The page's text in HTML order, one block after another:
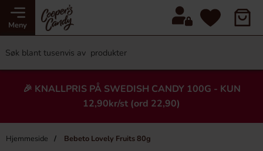
Meny
🎉 KNALLPRIS PÅ SWEDISH CANDY 100G - KUN
12,90kr/st (ord 22,90)
Hjemmeside Bebeto Lovely Fruits 80g